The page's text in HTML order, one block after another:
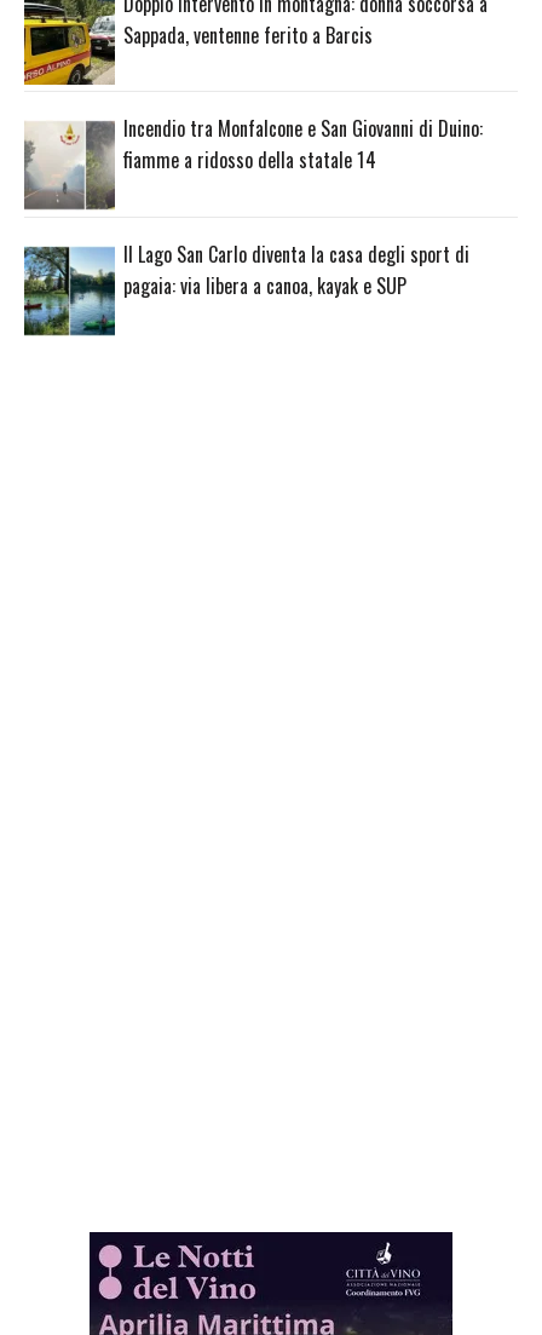
Sappada, ventenne ferito a Barcis
Incendio tra Monfalcone e San Giovanni di Duino:
fiamme a ridosso della statale 14
Il Lago San Carlo diventa la casa degli sport di
pagaia: via libera a canoa, kayak e SUP